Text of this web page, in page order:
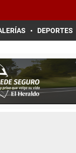
DEPORTES